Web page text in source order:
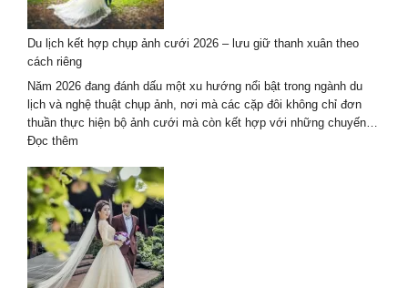
kết
hợp
du
lịch
tại
Đà
Nẵng
–
An
Du lịch kết hợp chụp ảnh cưới 2026 – lưu giữ thanh xuân theo
cách riêng
Năm 2026 đang đánh dấu một xu hướng nổi bật trong ngành du
lịch và nghệ thuật chụp ảnh, nơi mà các cặp đôi không chỉ đơn
thuần thực hiện bộ ảnh cưới mà còn kết hợp với những chuyến…
Đọc thêm
lịch
kết
hợp
chụp
ảnh
cưới